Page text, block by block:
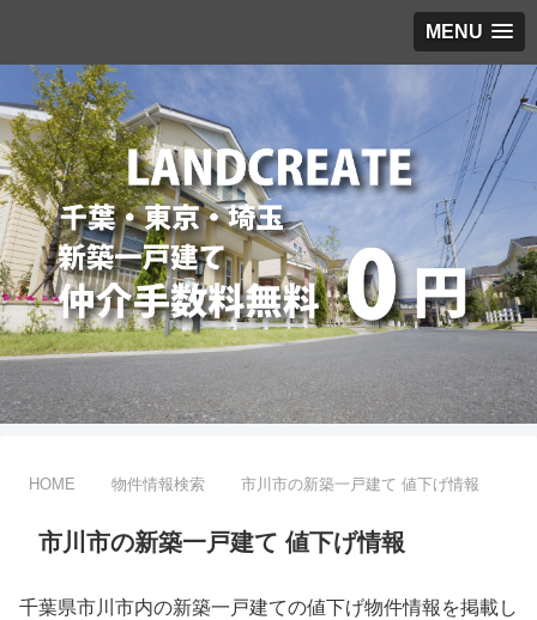
MENU
HOME 物件情報検索 市川市の新築一戸建て 値下げ情報
市川市の新築一戸建て 値下げ情報
千葉県市川市内の新築一戸建ての値下げ物件情報を掲載し